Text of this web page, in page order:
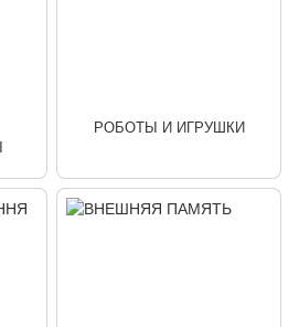
РОБОТЫ И ИГРУШКИ